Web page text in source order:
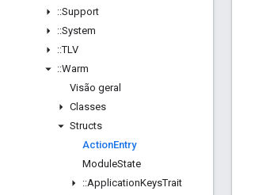
::Support
::System
::TLV
::Warm
Visão geral
Classes
Structs
ActionEntry
ModuleState
::ApplicationKeysTrait